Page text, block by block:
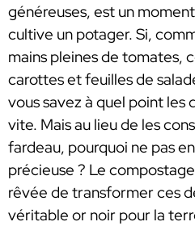
généreuses, est un
cultive un potager. Si,
mains pleines de tomates,
carottes et feuilles de
vous savez à quel point les
vite. Mais au lieu de les
fardeau, pourquoi ne pas
précieuse ? Le
rêvée de transformer ces
véritable or noir pour la